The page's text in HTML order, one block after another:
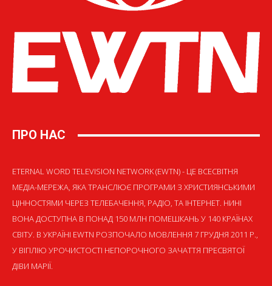
ПРО НАС
ETERNAL WORD TELEVISION NETWORK (EWTN) - ЦЕ ВСЕСВІТНЯ
МЕДІА-МЕРЕЖА, ЯКА ТРАНСЛЮЄ ПРОГРАМИ З ХРИСТИЯНСЬКИМИ
ЦІННОСТЯМИ ЧЕРЕЗ ТЕЛЕБАЧЕННЯ, РАДІО, ТА ІНТЕРНЕТ. НИНІ
ВОНА ДОСТУПНА В ПОНАД 150 МЛН ПОМЕШКАНЬ У 140 КРАЇНАХ
СВІТУ. В УКРАЇНІ EWTN РОЗПОЧАЛО МОВЛЕННЯ 7 ГРУДНЯ 2011 Р.,
У ВІГІЛІЮ УРОЧИСТОСТІ НЕПОРОЧНОГО ЗАЧАТТЯ ПРЕСВЯТОЇ
ДІВИ МАРІЇ.